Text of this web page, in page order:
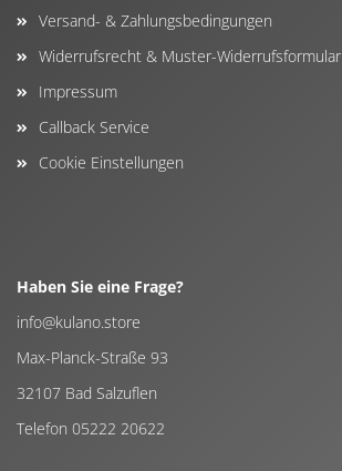
Versand- & Zahlungsbedingungen
Widerrufsrecht & Muster-Widerrufsformular
Impressum
Callback Service
Cookie Einstellungen
Haben Sie eine Frage?
info@kulano.store
Max-Planck-Straße 93
32107 Bad Salzuflen
Telefon 05222 20622